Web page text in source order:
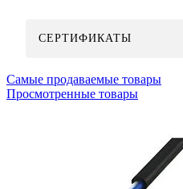
СЕРТИФИКАТЫ
Самые продаваемые товары
Просмотренные товары